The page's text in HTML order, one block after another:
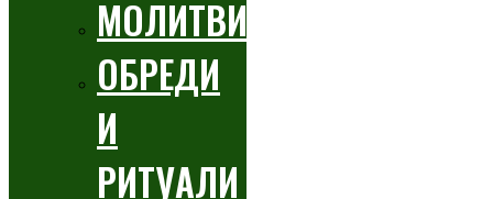
МОЛИТВИ
ОБРЕДИ
И
РИТУАЛИ